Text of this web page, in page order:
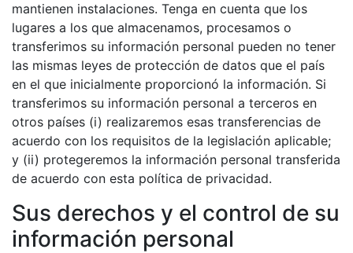
mantienen instalaciones. Tenga en cuenta que los
lugares a los que almacenamos, procesamos o
transferimos su información personal pueden no tener
las mismas leyes de protección de datos que el país
en el que inicialmente proporcionó la información. Si
transferimos su información personal a terceros en
otros países (i) realizaremos esas transferencias de
acuerdo con los requisitos de la legislación aplicable;
y (ii) protegeremos la información personal transferida
de acuerdo con esta política de privacidad.
Sus derechos y el control de su
información personal